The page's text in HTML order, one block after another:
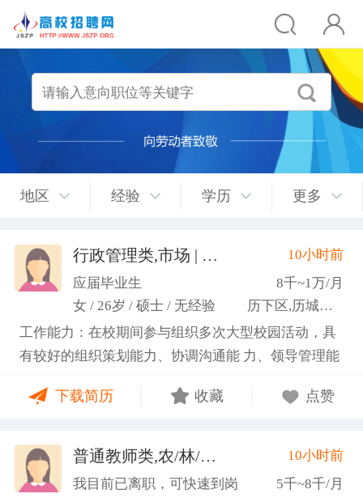
地区 经验 学历 更多
行政管理类,市场 | 媒介 | 广告 | 设计,人事/行政/后勤
10小时前
应届毕业生
8千~1万/月
女 / 26岁 / 硕士 / 无经验
历下区,历城区,市中区
工作能力：在校期间参与组织多次大型校园活动，具
有较好的组织策划能力、协调沟通能 力、领导管理能
务； 学习能力：有清晰的自我定位，能够很好地吸纳
做事认真细心，具有较强的执行力、高度敬业精神、
良好的职业操 守和团队协作精神。
下载简历 收藏 点赞
普通教师类,农/林/牧/渔业 (张卓璐)10小时前
我目前已离职，可快速到岗
5千~8千/月